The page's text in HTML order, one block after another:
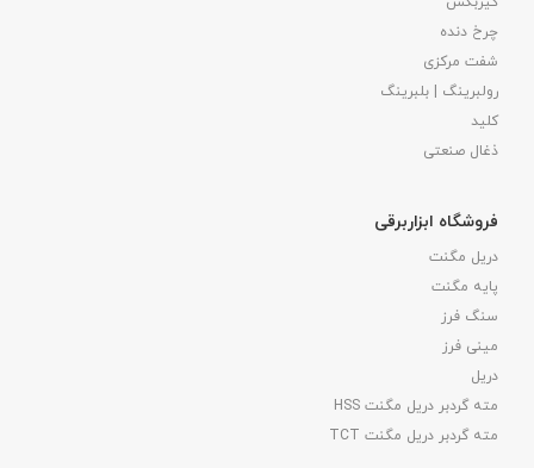
چرخ دنده
شفت مرکزی
رولبرینگ | بلبرینگ
کلید
ذغال صنعتی
فروشگاه ابزاربرقی
دریل مگنت
پایه مگنت
سنگ فرز
مینی فرز
دریل
مته گردبر دریل مگنت HSS
مته گردبر دریل مگنت TCT